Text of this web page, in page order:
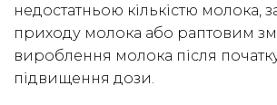
недостатньою кількістю молока,
приходу молока або раптовим
вироблення молока після
підвищення дози.